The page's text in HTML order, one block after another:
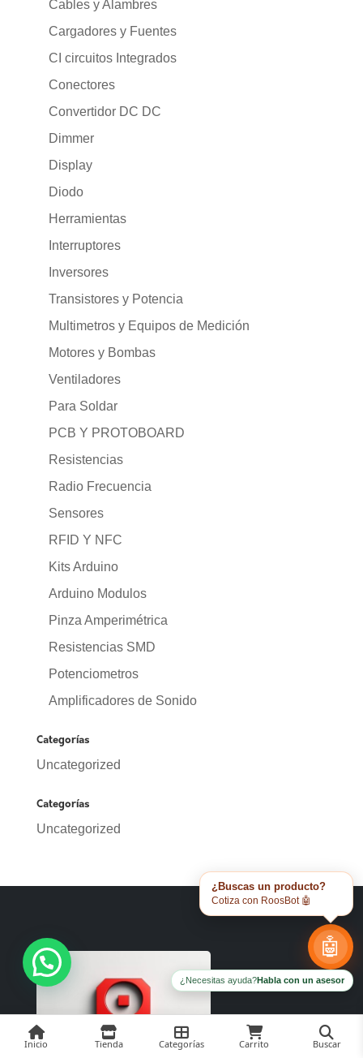
Cables y Alambres
Cargadores y Fuentes
CI circuitos Integrados
Conectores
Convertidor DC DC
Dimmer
Display
Diodo
Herramientas
Interruptores
Inversores
Transistores y Potencia
Multimetros y Equipos de Medición
Motores y Bombas
Ventiladores
Para Soldar
PCB Y PROTOBOARD
Resistencias
Radio Frecuencia
Sensores
RFID Y NFC
Kits Arduino
Arduino Modulos
Pinza Amperimétrica
Resistencias SMD
Potenciometros
Amplificadores de Sonido
Categorías
Uncategorized
Categorías
Uncategorized
Inicio Tienda Categorías Carrito Buscar
¿Buscas un producto?
Cotiza con RoosBot 🤖
🤖
¿Necesitas ayuda?Habla con un asesor